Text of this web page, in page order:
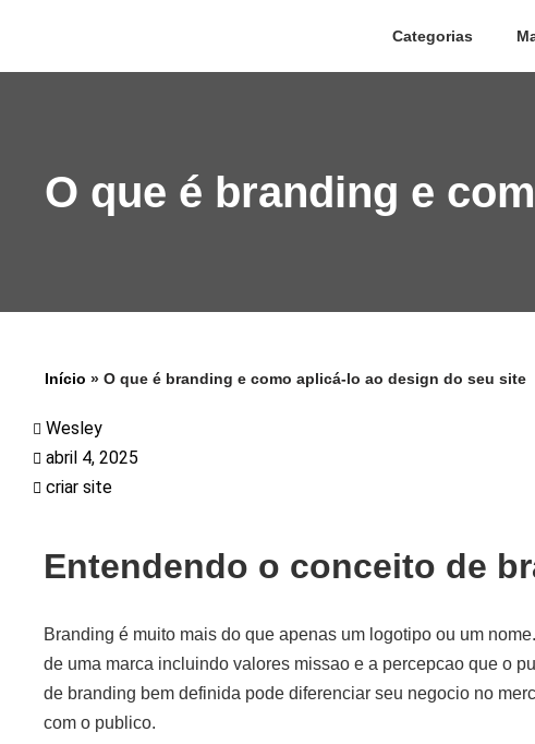
Categorias
O que é branding e
Início » O que é branding e como aplicá-lo ao design do seu site
Wesley
abril 4, 2025
criar site
Entendendo o conceito de
Branding é muito mais do que apenas um logotipo ou um
de uma marca incluindo valores missao e a percepcao que o
de branding bem definida pode diferenciar seu negocio no
com o publico.